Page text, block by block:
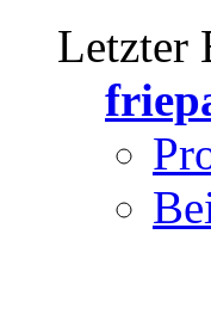
Letzter